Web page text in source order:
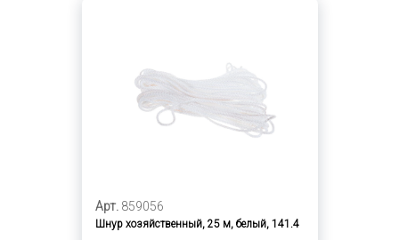
Арт. 859056
Шнур хозяйственный, 25 м, белый, 141.4